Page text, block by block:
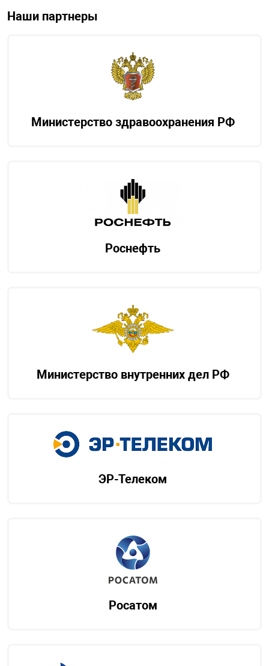
Наши партнеры
Министерство здравоохранения РФ
Роснефть
Министерство внутренних дел РФ
ЭР-Телеком
Росатом